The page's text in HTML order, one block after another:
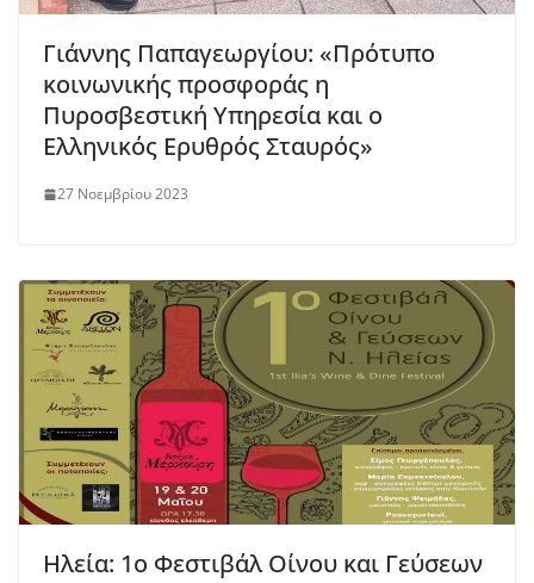
Γιάννης Παπαγεωργίου: «Πρότυπο
κοινωνικής προσφοράς η
Πυροσβεστική Υπηρεσία και ο
Ελληνικός Ερυθρός Σταυρός»
27 Νοεμβρίου 2023
Ηλεία: 1ο Φεστιβάλ Οίνου και Γεύσεων